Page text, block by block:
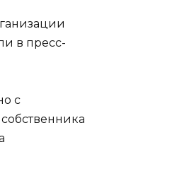
в пресс-
с